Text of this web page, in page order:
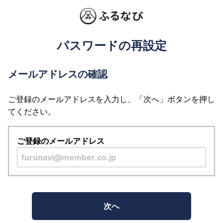
パスワードの再設定
メールアドレスの確認
ご登録のメールアドレスを入力し、「次へ」ボタンを押し
てください。
ご登録のメールアドレス